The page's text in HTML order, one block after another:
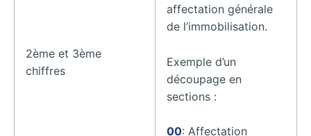
2ème et 3ème
chiffres
affectation générale
de l’immobilisation.
Exemple d’un
découpage en
sections :
00: Affectation